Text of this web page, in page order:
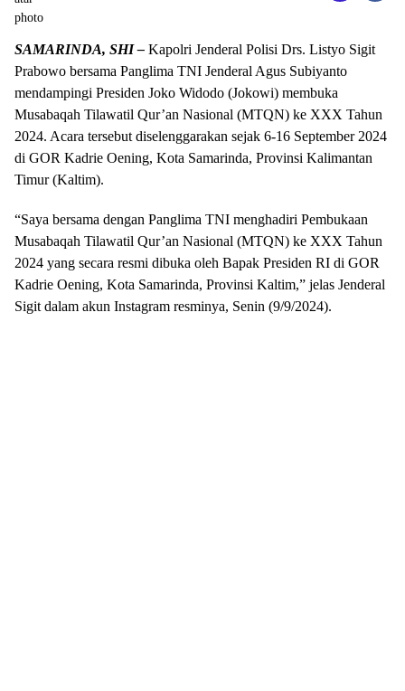
SAMARINDA, SHI – Kapolri Jenderal Polisi Drs. Listyo Sigit
Prabowo bersama Panglima TNI Jenderal Agus Subiyanto
mendampingi Presiden Joko Widodo (Jokowi) membuka
Musabaqah Tilawatil Qur’an Nasional (MTQN) ke XXX Tahun
2024. Acara tersebut diselenggarakan sejak 6-16 September 2024
di GOR Kadrie Oening, Kota Samarinda, Provinsi Kalimantan
Timur (Kaltim).
“Saya bersama dengan Panglima TNI menghadiri Pembukaan
Musabaqah Tilawatil Qur’an Nasional (MTQN) ke XXX Tahun
2024 yang secara resmi dibuka oleh Bapak Presiden RI di GOR
Kadrie Oening, Kota Samarinda, Provinsi Kaltim,” jelas Jenderal
Sigit dalam akun Instagram resminya, Senin (9/9/2024).